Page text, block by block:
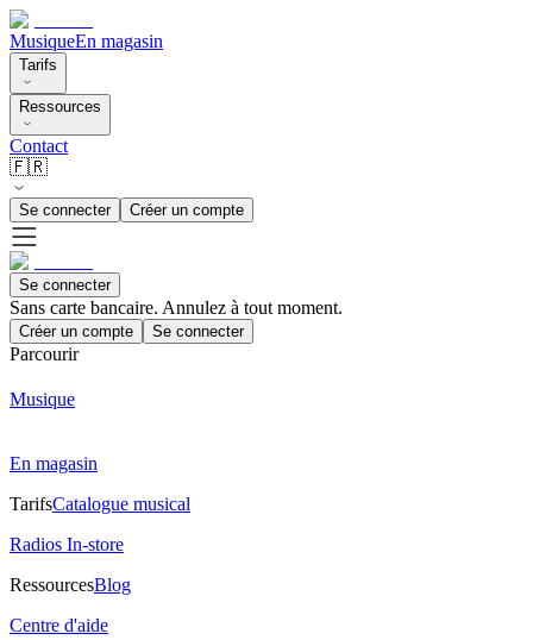
MusiqueEn magasin
Tarifs
Ressources
Contact
🇫🇷
Se connecter Créer un compte
Se connecter
Sans carte bancaire. Annulez à tout moment.
Créer un compte Se connecter
Parcourir
Musique
En magasin
TarifsCatalogue musical
Radios In-store
RessourcesBlog
Centre d'aide